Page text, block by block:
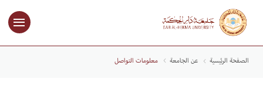
الصفحة الرئيسية عن الجامعة معلومات التواصل